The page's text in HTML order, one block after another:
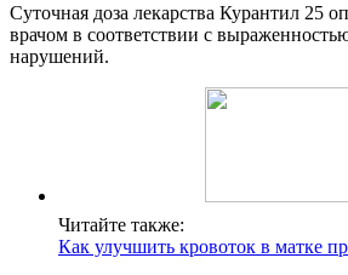
Суточная доза лекарства Курантил 25
врачом в соответствии с
нарушений.
Читайте также:
Как улучшить кровоток в матке